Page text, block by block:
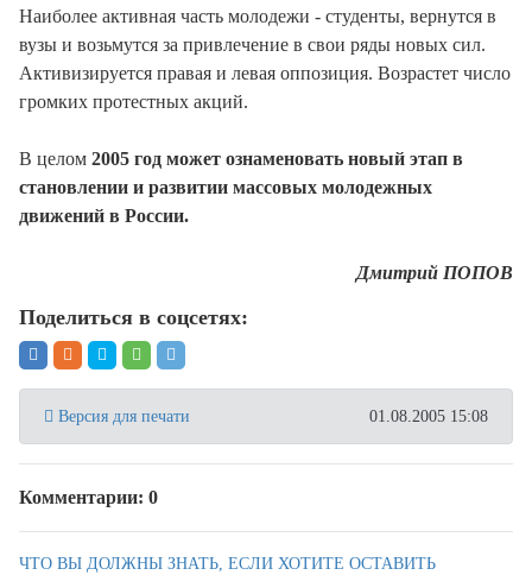
Наиболее активная часть молодежи - студенты, вернутся в
вузы и возьмутся за привлечение в свои ряды новых сил.
Активизируется правая и левая оппозиция. Возрастет число
громких протестных акций.
В целом 2005 год может ознаменовать новый этап в
становлении и развитии массовых молодежных
движений в России.
Дмитрий ПОПОВ
Поделиться в соцсетях:
Версия для печати 01.08.2005 15:08
Комментарии: 0
ЧТО ВЫ ДОЛЖНЫ ЗНАТЬ, ЕСЛИ ХОТИТЕ ОСТАВИТЬ